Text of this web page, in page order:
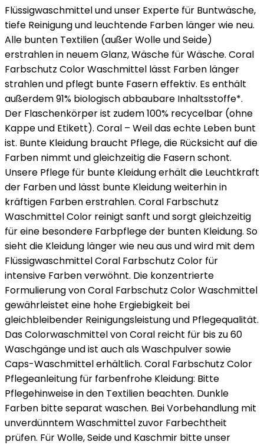
Flüssigwaschmittel und unser Experte für Buntwäsche,
tiefe Reinigung und leuchtende Farben länger wie neu.
Alle bunten Textilien (außer Wolle und Seide)
erstrahlen in neuem Glanz, Wäsche für Wäsche. Coral
Farbschutz Color Waschmittel lässt Farben länger
strahlen und pflegt bunte Fasern effektiv. Es enthält
außerdem 91% biologisch abbaubare Inhaltsstoffe*.
Der Flaschenkörper ist zudem 100% recycelbar (ohne
Kappe und Etikett). Coral – Weil das echte Leben bunt
ist. Bunte Kleidung braucht Pflege, die Rücksicht auf die
Farben nimmt und gleichzeitig die Fasern schont.
Unsere Pflege für bunte Kleidung erhält die Leuchtkraft
der Farben und lässt bunte Kleidung weiterhin in
kräftigen Farben erstrahlen. Coral Farbschutz
Waschmittel Color reinigt sanft und sorgt gleichzeitig
für eine besondere Farbpflege der bunten Kleidung. So
sieht die Kleidung länger wie neu aus und wird mit dem
Flüssigwaschmittel Coral Farbschutz Color für
intensive Farben verwöhnt. Die konzentrierte
Formulierung von Coral Farbschutz Color Waschmittel
gewährleistet eine hohe Ergiebigkeit bei
gleichbleibender Reinigungsleistung und Pflegequalität.
Das Colorwaschmittel von Coral reicht für bis zu 60
Waschgänge und ist auch als Waschpulver sowie
Caps-Waschmittel erhältlich. Coral Farbschutz Color
Pflegeanleitung für farbenfrohe Kleidung: Bitte
Pflegehinweise in den Textilien beachten. Dunkle
Farben bitte separat waschen. Bei Vorbehandlung mit
unverdünntem Waschmittel zuvor Farbechtheit
prüfen. Für Wolle, Seide und Kaschmir bitte unser